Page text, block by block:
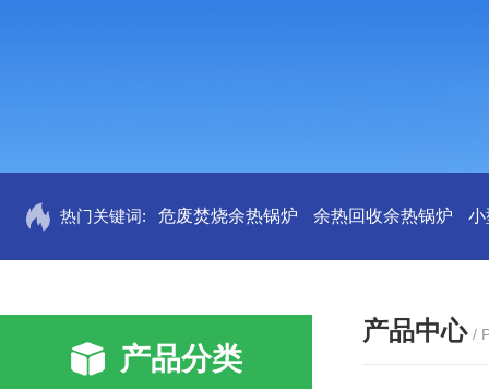
热门关键词: 危废焚烧余热锅炉 余热回收余热锅炉 小
产品分类
产品中心 /